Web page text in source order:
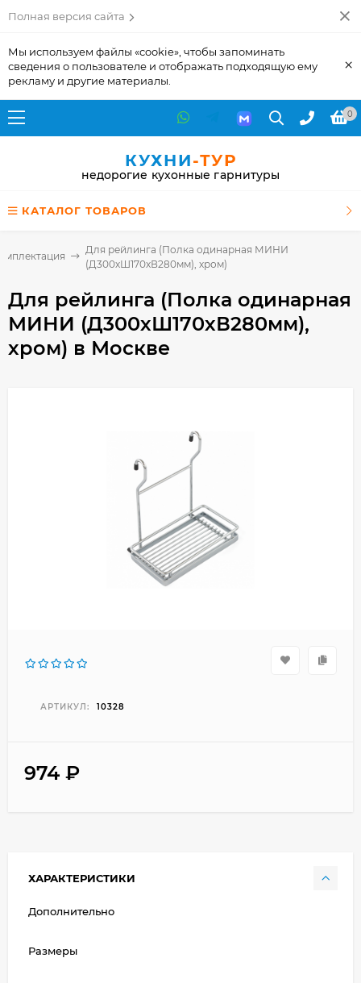
Полная версия сайта
Мы используем файлы «cookie», чтобы запоминать
сведения о пользователе и отображать подходящую ему
рекламу и другие материалы.
×
0
КУХНИ-ТУР
недорогие кухонные гарнитуры
КАТАЛОГ ТОВАРОВ
Для рейлинга (Полка одинарная МИНИ
(Д300хШ170хВ280мм), хром)
Для рейлинга (Полка одинарная
МИНИ (Д300хШ170хВ280мм),
хром) в Москве
АРТИКУЛ: 10328
974 ₽
ХАРАКТЕРИСТИКИ
Дополнительно
Размеры